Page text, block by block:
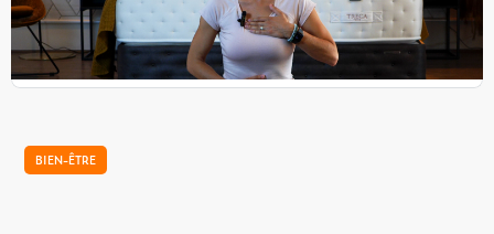
de respiration à faire avant le coucher pour bien dormir. Ce
sont des exercices simples, adaptées à tous.
...
BIEN-ÊTRE